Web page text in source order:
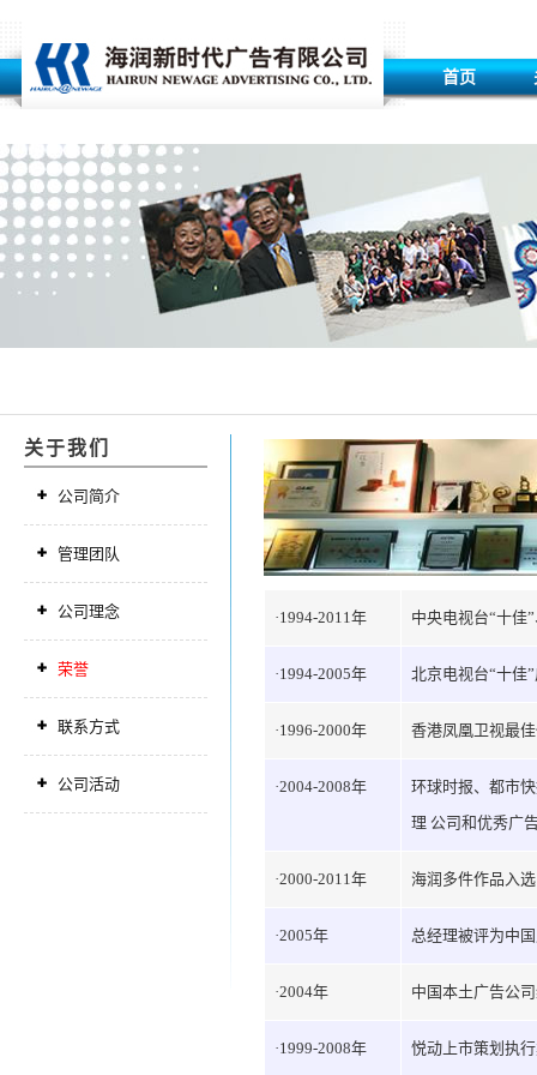
首页
关于我们
公司简介
管理团队
公司理念
荣誉
联系方式
公司活动
·1994-2011年 中央电视台“十佳
·1994-2005年 北京电视台“十佳
·1996-2000年 香港凤凰卫视最
·2004-2008年
环球时报、都市
理 公司和优秀广
·2000-2011年 海润多件作品入
·2005年 总经理被评为中
·2004年 中国本土广告公
·1999-2008年 悦动上市策划执